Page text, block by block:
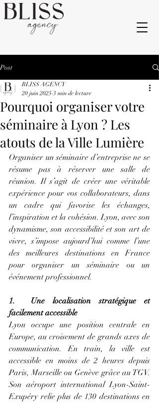
Post
Pourquoi organiser votre
séminaire à Lyon ? Les
atouts de la Ville Lumière
BLISS AGENCY
20 juin 2025 3 min de lecture
Organiser un séminaire d’entreprise ne se
résume pas à réserver une salle de
réunion. Il s’agit de créer une véritable
expérience pour vos collaborateurs, dans
un cadre qui favorise les échanges,
l’inspiration et la cohésion. Lyon, avec son
dynamisme, son accessibilité et son art de
vivre, s’impose aujourd’hui comme l’une
des meilleures destinations en France
pour organiser un séminaire ou un
événement professionnel.
1.  Une localisation stratégique et
facilement accessible
Lyon occupe une position centrale en
Europe, au croisement de grands axes de
communication. En train, la ville est
accessible en moins de 2 heures depuis
Paris, Marseille ou Genève grâce au TGV.
Son aéroport international Lyon-Saint-
Exupéry relie plus de 130 destinations en